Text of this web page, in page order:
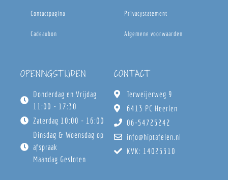
Contactpagina
Cadeaubon
Privacystatement
Algemene voorwaarden
OPENINGSTIJDEN
Donderdag en Vrijdag
11:00 - 17:30
Zaterdag 10:00 - 16:00
Dinsdag & Woensdag op
afspraak
Maandag Gesloten
CONTACT
Terweijerweg 9
6413 PC Heerlen
06-54725242
info@hiptafelen.nl
KVK: 14025310